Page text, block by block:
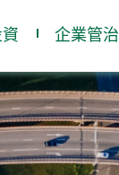
企業管治